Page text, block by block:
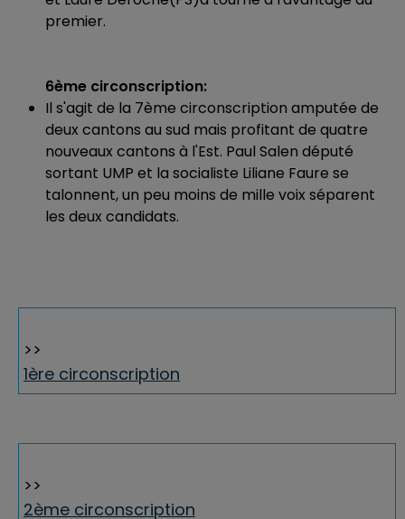
premier.
6ème circonscription:
Il s'agit de la 7ème circonscription amputée de
deux cantons au sud mais profitant de quatre
nouveaux cantons à l'Est. Paul Salen député
sortant UMP et la socialiste Liliane Faure se
talonnent, un peu moins de mille voix séparent
les deux candidats.
>>
1ère circonscription
>>
2ème circonscription